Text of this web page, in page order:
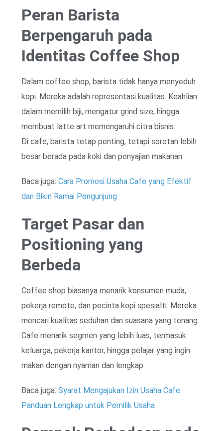
Peran Barista
Berpengaruh pada
Identitas Coffee Shop
Dalam coffee shop, barista tidak hanya menyeduh
kopi. Mereka adalah representasi kualitas. Keahlian
dalam memilih biji, mengatur grind size, hingga
membuat latte art memengaruhi citra bisnis.
Di cafe, barista tetap penting, tetapi sorotan lebih
besar berada pada koki dan penyajian makanan.
Baca juga: Cara Promosi Usaha Cafe yang Efektif
dan Bikin Ramai Pengunjung
Target Pasar dan
Positioning yang
Berbeda
Coffee shop biasanya menarik konsumen muda,
pekerja remote, dan pecinta kopi spesialti. Mereka
mencari kualitas seduhan dan suasana yang tenang.
Cafe menarik segmen yang lebih luas, termasuk
keluarga, pekerja kantor, hingga pelajar yang ingin
makan dengan nyaman dan lengkap.
Baca juga: Syarat Mengajukan Izin Usaha Cafe:
Panduan Lengkap untuk Pemilik Usaha